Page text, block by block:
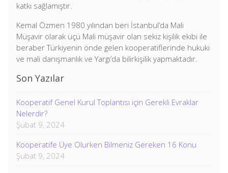
katkı sağlamıştır.
Kemal Özmen 1980 yılından beri İstanbul’da Mali
Müşavir olarak üçü Mali müşavir olan sekiz kişilik ekibi ile
beraber Türkiyenin önde gelen kooperatiflerinde hukuki
ve mali danışmanlık ve Yargı’da bilirkişilik yapmaktadır.
Son Yazılar
Kooperatif Genel Kurul Toplantısı için Gerekli Evraklar
Nelerdir?
Şubat 9, 2024
Kooperatife Üye Olurken Bilmeniz Gereken 16 Konu
Şubat 9, 2024